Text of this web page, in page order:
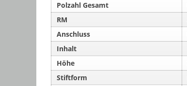
Polzahl Gesamt
RM
Anschluss
Inhalt
Höhe
Stiftform